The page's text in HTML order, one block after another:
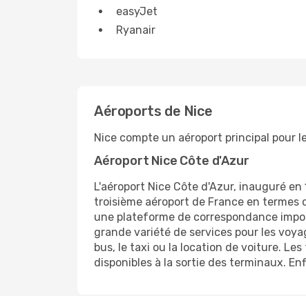
easyJet
Ryanair
Aéroports de Nice
Nice compte un aéroport principal pour
Aéroport Nice Côte d'Azur
L'aéroport Nice Côte d'Azur, inauguré
troisième aéroport de France en
une plateforme de correspondance
grande variété de services pour les
bus, le taxi ou la location de voiture.
disponibles à la sortie des terminaux.